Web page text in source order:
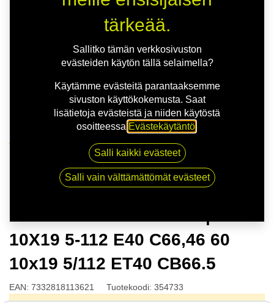
NITRO APEX FF G.GUN | 10X19 5-112 E40 C66,46 60
10x19 5/112 ET40 CB66.5
10X19 5-112 E40 C66,46 60
10x19 5/112 ET40 CB66.5
EAN: 7332818113621 Tuotekoodi: 354733
tärkeää.
Sallitko tämän verkkosivuston
evästeiden käytön tällä selaimella?
Käytämme evästeitä parantaaksemme
sivuston käyttökokemusta. Saat
lisätietoja evästeistä ja niiden käytöstä
osoitteessa Evästekäytäntö
Salli kaikki evästeet
Salli vain välttämättömät evästeet